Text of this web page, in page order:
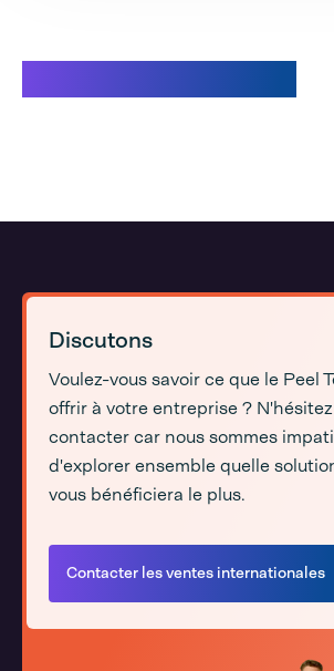
Discutons
Voulez-vous savoir ce que le Peel
offrir à votre entreprise ?
contacter car nous sommes
d'explorer ensemble quelle
vous bénéficiera le plus.
Contacter les ventes internationales